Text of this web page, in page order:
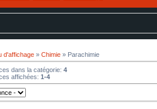
d'affichage » Chimie » Parachimie
dans la catégorie: 4
affichées: 1-4